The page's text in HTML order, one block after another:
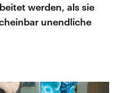
werden, als sie
unendliche